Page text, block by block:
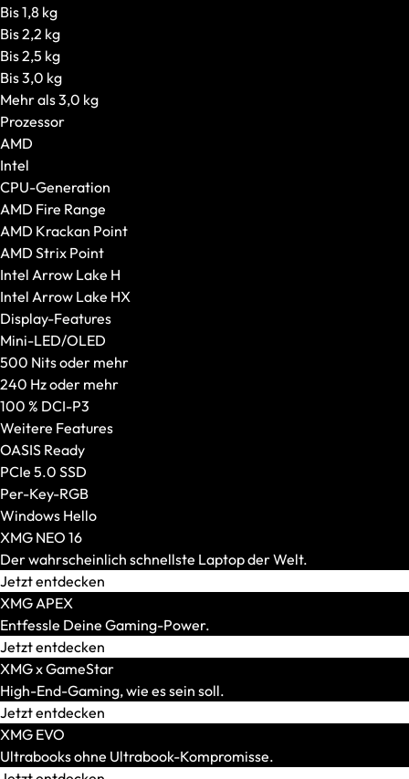
Bis 1,8 kg
Bis 2,2 kg
Bis 2,5 kg
Bis 3,0 kg
Mehr als 3,0 kg
Prozessor
AMD
Intel
CPU-Generation
AMD Fire Range
AMD Krackan Point
AMD Strix Point
Intel Arrow Lake H
Intel Arrow Lake HX
Display-Features
Mini-LED/OLED
500 Nits oder mehr
240 Hz oder mehr
100 % DCI-P3
Weitere Features
OASIS Ready
PCIe 5.0 SSD
Per-Key-RGB
Windows Hello
XMG NEO 16
Der wahrscheinlich schnellste Laptop der Welt.
Jetzt entdecken
XMG APEX
Entfessle Deine Gaming-Power.
Jetzt entdecken
XMG x GameStar
High-End-Gaming, wie es sein soll.
Jetzt entdecken
XMG EVO
Ultrabooks ohne Ultrabook-Kompromisse.
SCHENKER
Modellserie
Empfohlen für
Gaming-PCs
Alle anzeigen
Grafikkarte in Startkonfiguration
Konfigurierbare Grafikkarte
Gehäuseart
Gehäusegröße
Gehäuseausstattung
VR-Brillen
Alle anzeigen
Standalone VR-Brillen
PC-VR-Headsets
AR-Brillen und Glasses